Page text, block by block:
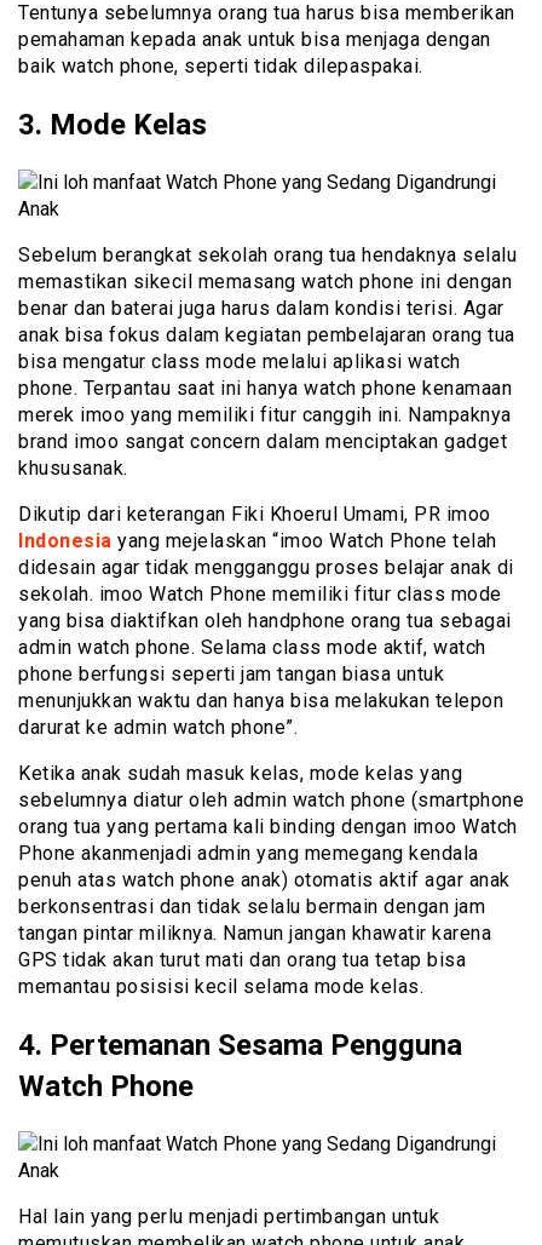
Tentunya sebelumnya orang tua harus bisa memberikan
pemahaman kepada anak untuk bisa menjaga dengan
baik watch phone, seperti tidak dilepaspakai.
3. Mode Kelas
Sebelum berangkat sekolah orang tua hendaknya selalu
memastikan sikecil memasang watch phone ini dengan
benar dan baterai juga harus dalam kondisi terisi. Agar
anak bisa fokus dalam kegiatan pembelajaran orang tua
bisa mengatur class mode melalui aplikasi watch
phone. Terpantau saat ini hanya watch phone kenamaan
merek imoo yang memiliki fitur canggih ini. Nampaknya
brand imoo sangat concern dalam menciptakan gadget
khususanak.
Dikutip dari keterangan Fiki Khoerul Umami, PR imoo
Indonesia yang mejelaskan “imoo Watch Phone telah
didesain agar tidak mengganggu proses belajar anak di
sekolah. imoo Watch Phone memiliki fitur class mode
yang bisa diaktifkan oleh handphone orang tua sebagai
admin watch phone. Selama class mode aktif, watch
phone berfungsi seperti jam tangan biasa untuk
menunjukkan waktu dan hanya bisa melakukan telepon
darurat ke admin watch phone”.
Ketika anak sudah masuk kelas, mode kelas yang
sebelumnya diatur oleh admin watch phone (smartphone
orang tua yang pertama kali binding dengan imoo Watch
Phone akanmenjadi admin yang memegang kendala
penuh atas watch phone anak) otomatis aktif agar anak
berkonsentrasi dan tidak selalu bermain dengan jam
tangan pintar miliknya. Namun jangan khawatir karena
GPS tidak akan turut mati dan orang tua tetap bisa
memantau posisisi kecil selama mode kelas.
4. Pertemanan Sesama Pengguna
Watch Phone
Hal lain yang perlu menjadi pertimbangan untuk